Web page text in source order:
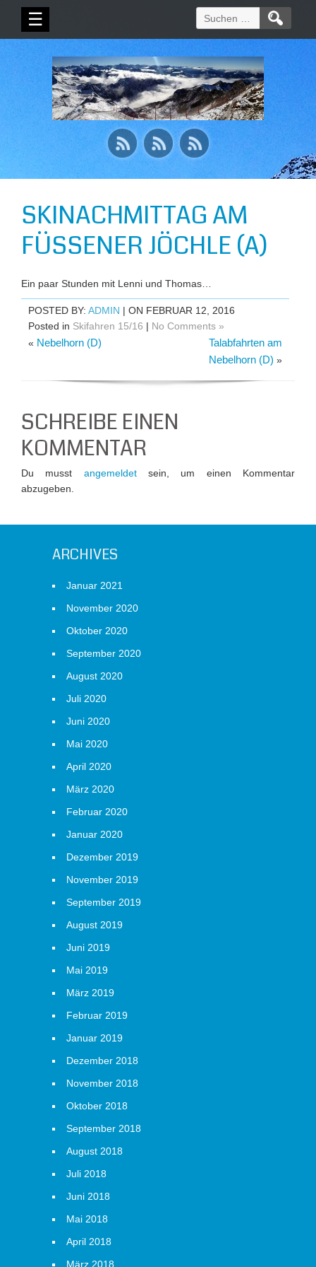
☰
Suchen
nach:
SKINACHMITTAG AM
FÜSSENER JÖCHLE (A)
Ein paar Stunden mit Lenni und Thomas…
POSTED BY: ADMIN | ON FEBRUAR 12, 2016
Posted in Skifahren 15/16 | No Comments »
« Nebelhorn (D)
Talabfahrten am
Nebelhorn (D) »
SCHREIBE EINEN
KOMMENTAR
Du musst angemeldetsein, um einen Kommentar
abzugeben.
ARCHIVES
Januar 2021
November 2020
Oktober 2020
September 2020
August 2020
Juli 2020
Juni 2020
Mai 2020
April 2020
März 2020
Februar 2020
Januar 2020
Dezember 2019
November 2019
September 2019
August 2019
Juni 2019
Mai 2019
März 2019
Februar 2019
Januar 2019
Dezember 2018
November 2018
Oktober 2018
September 2018
August 2018
Juli 2018
Juni 2018
Mai 2018
April 2018
März 2018